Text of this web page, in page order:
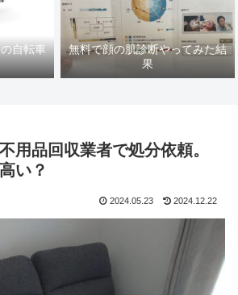
自転車
無料で顔の肌診断やってみた結
果
用品回収業者で処分依頼。
い？
2024.05.23 2024.12.22